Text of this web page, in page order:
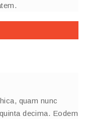
quam nunc
decima. Eodem